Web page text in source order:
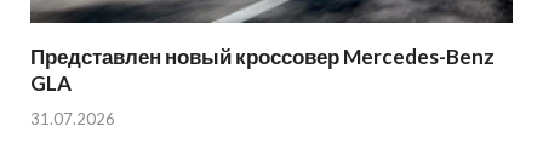
Представлен новый кроссовер Mercedes-Benz
GLA
31.07.2026